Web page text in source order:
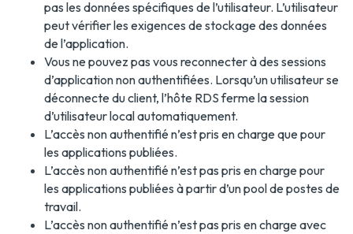
pas les données spécifiques de l’utilisateur. L’utilisateur
peut vérifier les exigences de stockage des données
de l’application.
Vous ne pouvez pas vous reconnecter à des sessions
d’application non authentifiées. Lorsqu’un utilisateur se
déconnecte du client, l’hôte RDS ferme la session
d’utilisateur local automatiquement.
L’accès non authentifié n’est pris en charge que pour
les applications publiées.
L’accès non authentifié n’est pas pris en charge pour
les applications publiées à partir d’un pool de postes de
travail.
L’accès non authentifié n’est pas pris en charge avec